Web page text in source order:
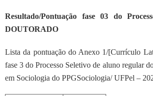
Resultado/Pontuação fase 03 do
DOUTORADO
Lista da pontuação do Anexo 1/[Currículo
fase 3 do Processo Seletivo de aluno regular
em Sociologia do PPGSociologia/ UFPel –